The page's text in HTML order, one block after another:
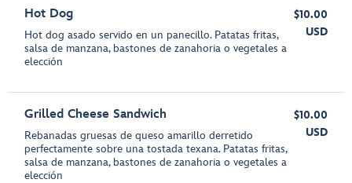
Hot Dog
Hot dog asado servido en un panecillo. Patatas fritas,
salsa de manzana, bastones de zanahoria o vegetales a
elección
$10.00
USD
Grilled Cheese Sandwich
Rebanadas gruesas de queso amarillo derretido
perfectamente sobre una tostada texana. Patatas fritas,
salsa de manzana, bastones de zanahoria o vegetales a
elección
$10.00
USD